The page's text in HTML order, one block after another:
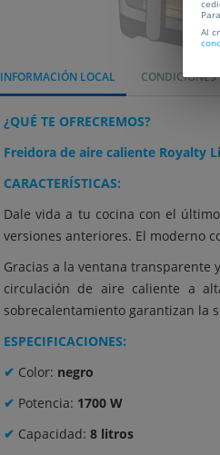
INFORMACIÓN LOCAL CONDICIONES
¿QUÉ TE OFRECREMOS?
Freidora de aire caliente Royalty
CARACTERÍSTICAS:
Dale vida a tu cocina con el
versiones anteriores. El moderno
Gracias a la ventana
circulación de aire caliente a
sobrecalentamiento garantizan la
ESPECIFICACIONES:
✔ Color: negro
✔ Potencia: 1700 W
✔ Capacidad: 8 litros
Al